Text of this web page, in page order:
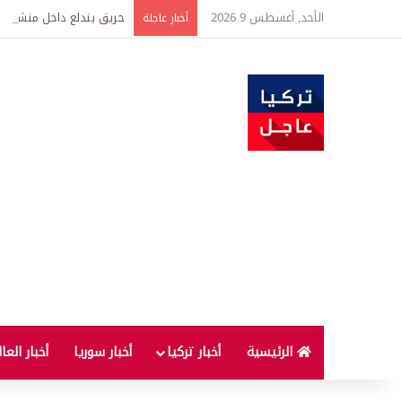
الأحد, أغسطس 9 2026 أخبار عاجلة حريق يندلع داخل منشأة
الرئيسية أخبار تركيا أخبار سوريا أخبار